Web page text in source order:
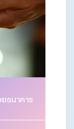
ธนาคาร